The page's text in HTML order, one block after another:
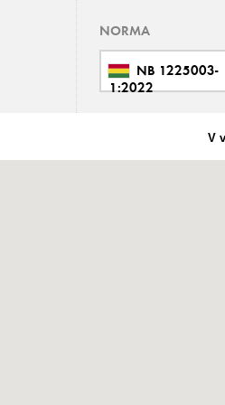
NORMA
NB 1225003-
1:2022
V